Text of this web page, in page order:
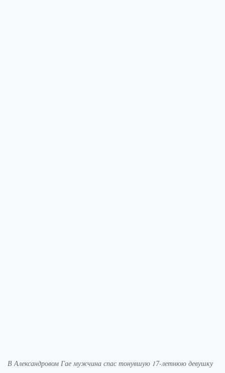
В Александровом Гае мужчина спас тонувшую 17-летнюю девушку